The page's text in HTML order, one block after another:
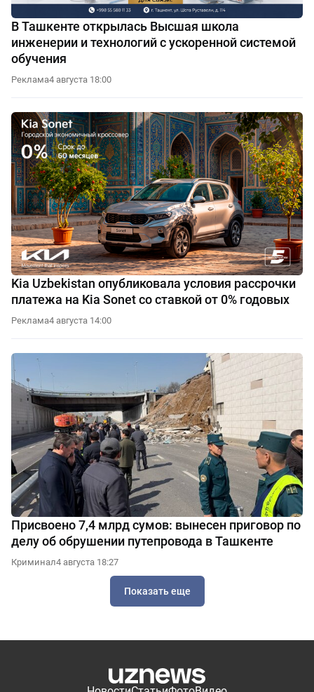
В Ташкенте открылась Высшая школа
инженерии и технологий с ускоренной системой
обучения
Реклама4 августа 18:00
Kia Uzbekistan опубликовала условия рассрочки
платежа на Kia Sonet со ставкой от 0% годовых
Реклама4 августа 14:00
Присвоено 7,4 млрд сумов: вынесен приговор по
делу об обрушении путепровода в Ташкенте
Криминал4 августа 18:27
Показать еще